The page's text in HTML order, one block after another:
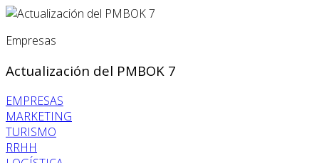
Empresas
Actualización del PMBOK 7
EMPRESAS
MARKETING
TURISMO
RRHH